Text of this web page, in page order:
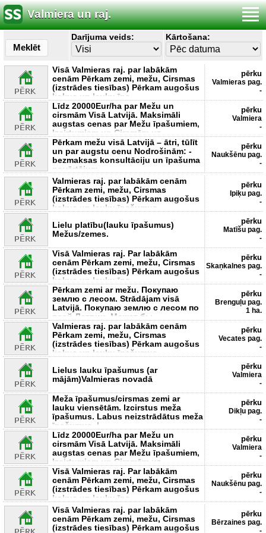
Valmiera un raj.
Meklēt
Darījuma veids: Kārtošana:
Visā Valmieras raj. par labākām
cenām Pērkam zemi, mežu, Cirsmas
(izstrādes tiesības) Pērkam augošus
kokus un lauku īpa
pērku
Valmieras pag.
-
Līdz 20000Eur/ha par Mežu un
cirsmām Visā Latvijā. Maksimāli
augstas cenas par Mežu īpašumiem,
Izcirtumiem un Cirsmām uz
pērku
Valmiera
-
Pērkam mežu visā Latvijā – ātri, tūlīt
un par augstu cenu Nodrošinām: -
bezmaksas konsultāciju un īpašuma
novērtējum
pērku
Naukšēnu pag.
-
Valmieras raj. par labākām cenām
Pērkam zemi, mežu, Cirsmas
(izstrādes tiesības) Pērkam augošus
kokus un lauku īpašumus
pērku
Ipiķu pag.
-
Lielu platību(lauku īpašumus)
Mežus/zemes.
pērku
Matīšu pag.
-
Visā Valmieras raj. Par labākām
cenām Pērkam zemi, mežu, Cirsmas
(izstrādes tiesības) Pērkam augošus
kokus un lauku īpa
pērku
Skaņkalnes pag.
-
Рērkam zemi ar mežu. Покупаю
землю c лесoм. Strādājam visā
Latvijā. Покупаю землю c лесoм по
всей Латвии. Может бы
pērku
Brenguļu pag.
1 ha.
Valmieras raj. par labākām cenām
Pērkam zemi, mežu, Cirsmas
(izstrādes tiesības) Pērkam augošus
kokus un lauku īpašumus
pērku
Vecates pag.
-
Lielus lauku īpašumus (ar
mājām)Valmieras novadā
pērku
Valmiera
-
Meža īpašumus/cirsmas zemi ar
lauku viensētām. Izcirstus meža
īpašumus. Labus neizstrādātus meža
īpašumus. L
pērku
Dikļu pag.
-
Līdz 20000Eur/ha par Mežu un
cirsmām Visā Latvijā. Maksimāli
augstas cenas par Mežu īpašumiem,
Izcirtumiem un Cirsmām uz
pērku
Valmiera
-
Visā Valmieras raj. Par labākām
cenām Pērkam zemi, mežu, Cirsmas
(izstrādes tiesības) Pērkam augošus
kokus un lauku īpa
pērku
Naukšēnu pag.
-
Visā Valmieras raj. par labākām
cenām Pērkam zemi, mežu, Cirsmas
(izstrādes tiesības) Pērkam augošus
pērku
Bērzaines pag.
-